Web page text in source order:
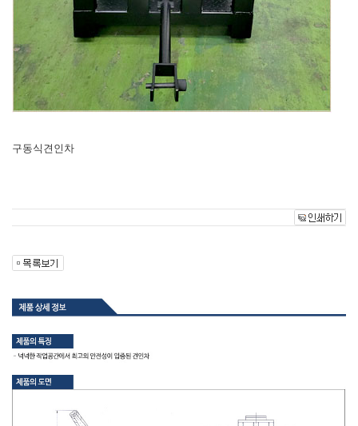
구동식견인차